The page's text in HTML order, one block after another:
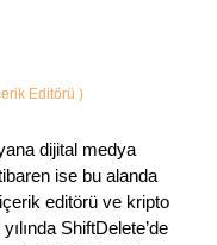
Editörü )
dijital medya
ise bu alanda
editörü ve kripto
ShiftDelete’de